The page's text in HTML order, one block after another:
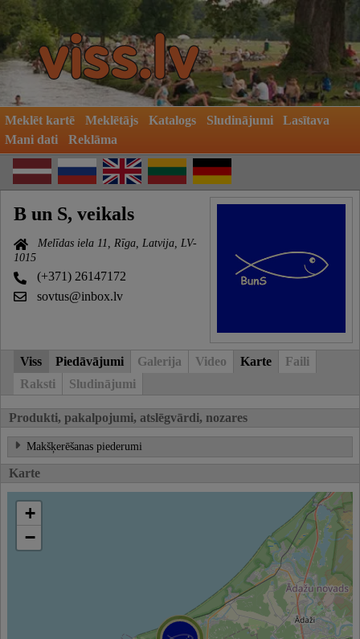
Meklēt kartē Meklētājs Katalogs Sludinājumi
Lasītava
Mani dati
Reklāma
B un S, veikals
Melīdas iela 11, Rīga, Latvija, LV-
1015
(+371) 26147172
sovtus@inbox.lv
Viss Piedāvājumi Galerija Video Karte
Faili
Raksti
Sludinājumi
Produkti, pakalpojumi, atslēgvārdi, nozares
Makšķerēšanas piederumi
Karte
+
−